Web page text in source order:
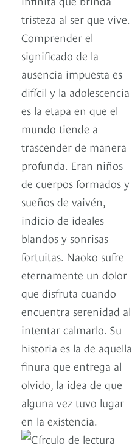
tristeza al ser que vive.
Comprender el
significado de la
ausencia impuesta es
difícil y la adolescencia
es la etapa en que el
mundo tiende a
trascender de manera
profunda. Eran niños
de cuerpos formados y
sueños de vaivén,
indicio de ideales
blandos y sonrisas
fortuitas. Naoko sufre
eternamente un dolor
que disfruta cuando
encuentra serenidad al
intentar calmarlo. Su
historia es la de aquella
finura que entrega al
olvido, la idea de que
alguna vez tuvo lugar
en la existencia.